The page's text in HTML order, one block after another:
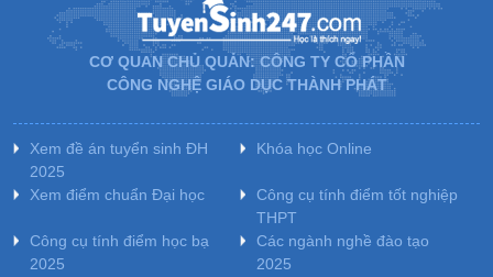
CƠ QUAN CHỦ QUẢN: CÔNG TY CỔ PHẦN
CÔNG NGHỆ GIÁO DỤC THÀNH PHÁT
Xem đề án tuyển sinh ĐH
2025
Khóa học Online
Xem điểm chuẩn Đại học
Công cụ tính điểm tốt nghiệp
THPT
Công cụ tính điểm học bạ
2025
Các ngành nghề đào tạo
2025